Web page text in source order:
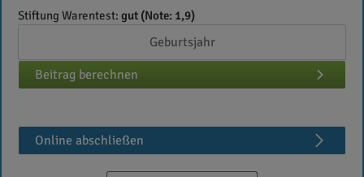
Stiftung Warentest: gut (Note: 1,9)
Beitrag berechnen
Online abschließen